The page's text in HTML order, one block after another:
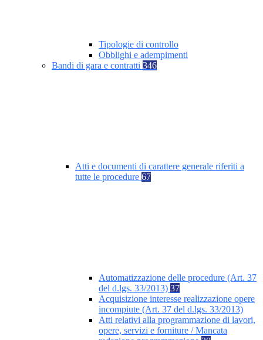
Tipologie di controllo
Obblighi e adempimenti
Bandi di gara e contratti 346
Atti e documenti di carattere generale riferiti a
tutte le procedure 67
Automatizzazione delle procedure (Art. 37
del d.lgs. 33/2013) 37
Acquisizione interesse realizzazione opere
incompiute (Art. 37 del d.lgs. 33/2013)
Atti relativi alla programmazione di lavori,
opere, servizi e forniture / Mancata